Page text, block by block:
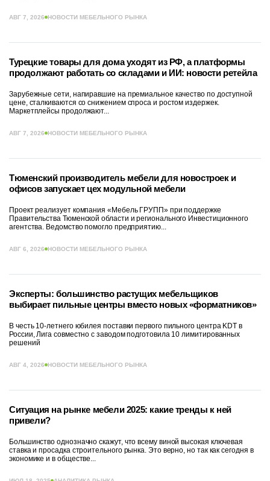
АВГ 7, 2026 НОВОСТИ МЕБЕЛЬНОГО РЫНКА
Турецкие товары для дома уходят из РФ, а платформы
продолжают работать со складами и ИИ: новости ретейла
Зарубежные сети, напиравшие на премиальное качество по доступной
цене, сталкиваются со снижением спроса и ростом издержек.
Маркетплейсы продолжают...
АВГ 7, 2026 НОВОСТИ МЕБЕЛЬНОГО РЫНКА
Тюменский производитель мебели для новостроек и
офисов запускает цех модульной мебели
Проект реализует компания «Мебель ГРУПП» при поддержке
Правительства Тюменской области и регионального Инвестиционного
агентства. Ведомство помогло предприятию...
АВГ 6, 2026 НОВОСТИ МЕБЕЛЬНОГО РЫНКА
Эксперты: большинство растущих мебельщиков
выбирает пильные центры вместо новых «форматников»
В честь 10-летнего юбилея поставки первого пильного центра KDT в
России, Лига совместно с заводом подготовила 10 лимитированных
решений
АВГ 4, 2026 НОВОСТИ МЕБЕЛЬНОГО РЫНКА
Ситуация на рынке мебели 2025: какие тренды к ней
привели?
Большинство однозначно скажут, что всему виной высокая ключевая
ставка и просадка строительного рынка. Это верно, но так как сегодня в
экономике и в обществе...